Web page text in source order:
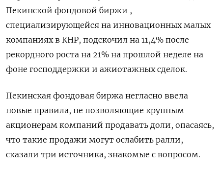
Пекинской фондовой биржи ,
специализирующейся на инновационных малых
компаниях в КНР, подскочил на 11,4% после
рекордного роста на 21% на прошлой неделе на
фоне господдержки и ажиотажных сделок.
Пекинская фондовая биржа негласно ввела
новые правила, не позволяющие крупным
акционерам компаний продавать доли, опасаясь,
что такие продажи могут ослабить ралли,
сказали три источника, знакомые с вопросом.